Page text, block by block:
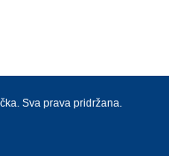
Sva prava pridržana.